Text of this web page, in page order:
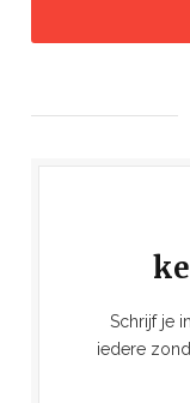
Schrijf je
iedere